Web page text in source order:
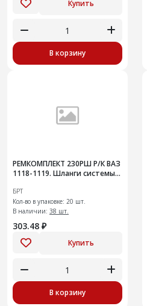
Купить
В корзину
РЕМКОМПЛЕКТ 230РШ Р/К ВАЗ
1118-1119. Шланги системы
БРТ
Кол-во в упаковке: 20 шт.
В наличии: 38 шт.
303.48 ₽
Купить
В корзину